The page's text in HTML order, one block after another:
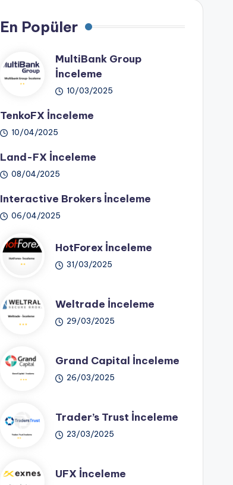
En Popüler
MultiBank Group
İnceleme
10/03/2025
TenkoFX İnceleme
10/04/2025
Land-FX İnceleme
08/04/2025
Interactive Brokers İnceleme
06/04/2025
HotForex İnceleme
31/03/2025
Weltrade İnceleme
29/03/2025
Grand Capital İnceleme
26/03/2025
Trader’s Trust İnceleme
23/03/2025
UFX İnceleme